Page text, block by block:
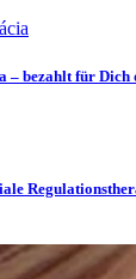
– bezahlt für Dich